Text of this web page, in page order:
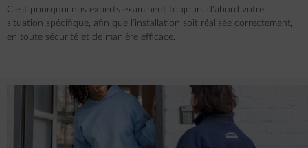
C'est pourquoi nos experts examinent toujours d'abord votre
situation spécifique, afin que l'installation soit réalisée correctement,
en toute sécurité et de manière efficace.